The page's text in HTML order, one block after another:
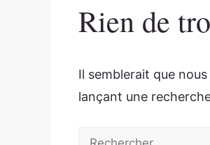
Rien de
Il semblerait que
lançant une
Rechercher :